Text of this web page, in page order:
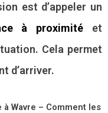
est d’appeler un
à proximité et
Cela permet
d’arriver.
Wavre – Comment les